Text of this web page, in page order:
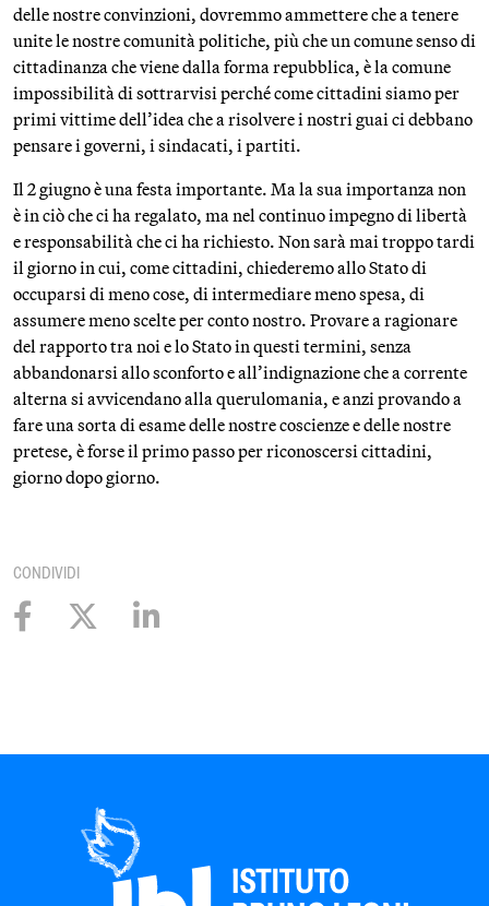
delle nostre convinzioni, dovremmo ammettere che a tenere
unite le nostre comunità politiche, più che un comune senso di
cittadinanza che viene dalla forma repubblica, è la comune
impossibilità di sottrarvisi perché come cittadini siamo per
primi vittime dell’idea che a risolvere i nostri guai ci debbano
pensare i governi, i sindacati, i partiti.
Il 2 giugno è una festa importante. Ma la sua importanza non
è in ciò che ci ha regalato, ma nel continuo impegno di libertà
e responsabilità che ci ha richiesto. Non sarà mai troppo tardi
il giorno in cui, come cittadini, chiederemo allo Stato di
occuparsi di meno cose, di intermediare meno spesa, di
assumere meno scelte per conto nostro. Provare a ragionare
del rapporto tra noi e lo Stato in questi termini, senza
abbandonarsi allo sconforto e all’indignazione che a corrente
alterna si avvicendano alla querulomania, e anzi provando a
fare una sorta di esame delle nostre coscienze e delle nostre
pretese, è forse il primo passo per riconoscersi cittadini,
giorno dopo giorno.
CONDIVIDI